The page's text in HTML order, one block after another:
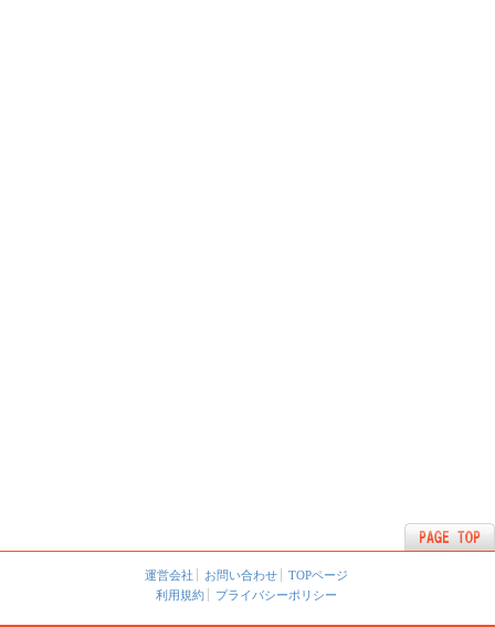
運営会社 お問い合わせ
TOPページ
利用規約
プライバシーポリシー